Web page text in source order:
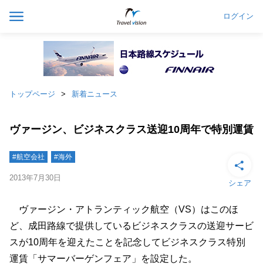
ログイン
トップページ 新着ニュース
ヴァージン、ビジネスクラス送迎10周年で特別運賃
#航空会社 #海外
2013年7月30日
シェア
ヴァージン・アトランティック航空（VS）はこのほ
ど、成田路線で提供しているビジネスクラスの送迎サービ
スが10周年を迎えたことを記念してビジネスクラス特別
運賃「サマーバーゲンフェア」を設定した。